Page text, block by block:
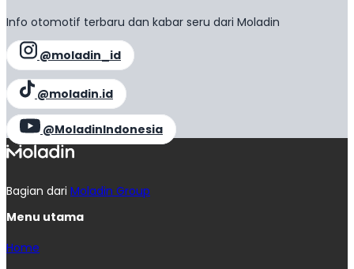
Info otomotif terbaru dan kabar seru dari Moladin
@moladin_id
@moladin.id
@MoladinIndonesia
Bagian dari Moladin Group
Menu utama
Home